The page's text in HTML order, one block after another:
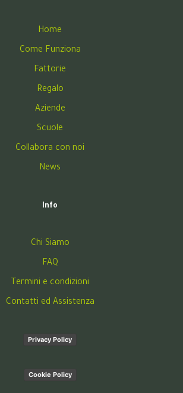
Home
Come Funziona
Fattorie
Regalo
Aziende
Scuole
Collabora con noi
News
Info
Chi Siamo
FAQ
Termini e condizioni
Contatti ed Assistenza
Privacy Policy
Cookie Policy